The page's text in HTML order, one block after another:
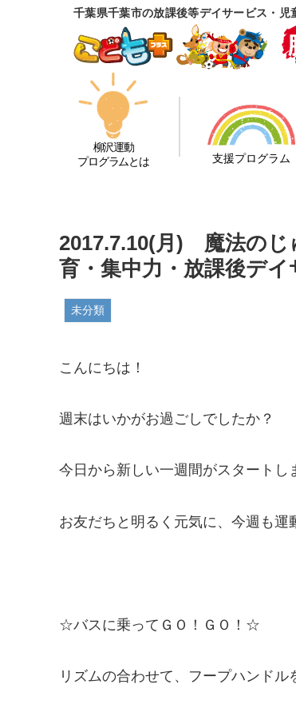
千葉県千葉市の放課後等デイサービス・
柳沢運動
プログラムとは
支援プログラム
2017.7.10(月) 魔法の
育・集中力・放課後デ
未分類
こんにちは！
週末はいかがお過ごしでしたか？
今日から新しい一週間がスタートし
お友だちと明るく元気に、今週も運
☆バスに乗ってＧＯ！ＧＯ！☆
リズムの合わせて、フープハンド